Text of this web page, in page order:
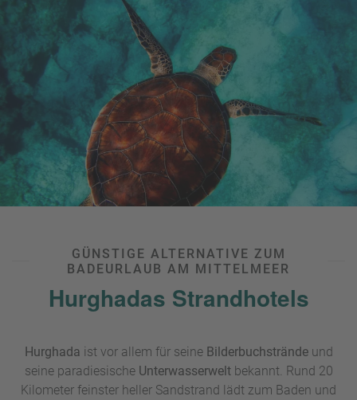
GÜNSTIGE ALTERNATIVE ZUM
BADEURLAUB AM MITTELMEER
Hurghadas Strandhotels
Hurghada ist vor allem für seine Bilderbuchstrände und
seine paradiesische Unterwasserwelt bekannt. Rund 20
Kilometer feinster heller Sandstrand lädt zum Baden und